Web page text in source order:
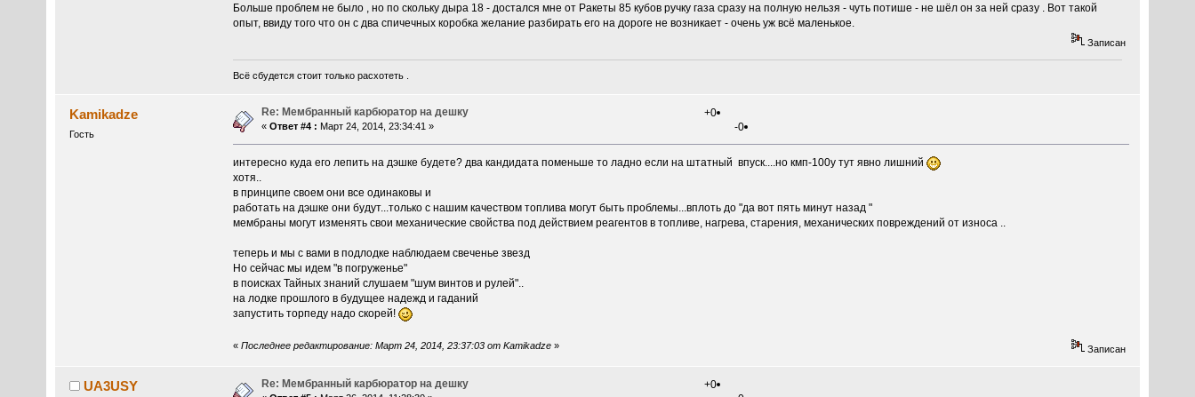
Больше проблем не было , но по скольку дыра 18 - достался мне от Ракеты 85 кубов ручку газа сразу на полную нельзя - чуть потише - не шёл он за ней сразу . Вот такой
опыт, ввиду того что он с два спичечных коробка желание разбирать его на дороге не возникает - очень уж всё маленькое.
Записан
Всё сбудется стоит только расхотеть .
Kamikadze
Гость
Re: Мембранный карбюратор на дешку
« Ответ #4 : Март 24, 2014, 23:34:41 »
+0
-0
интересно куда его лепить на дэшке будете? два кандидата поменьше то ладно если на штатный впуск....но кмп-100у тут явно лишний
хотя..
в принципе своем они все одинаковы и
работать на дэшке они будут...только с нашим качеством топлива могут быть проблемы...вплоть до "да вот пять минут назад "
мембраны могут изменять свои механические свойства под действием реагентов в топливе, нагрева, старения, механических повреждений от износа ..
теперь и мы с вами в подлодке наблюдаем свеченье звезд
Но сейчас мы идем "в погруженье"
в поисках Тайных знаний слушаем "шум винтов и рулей"..
на лодке прошлого в будущее надежд и гаданий
запустить торпеду надо скорей!
« Последнее редактирование: Март 24, 2014, 23:37:03 от Kamikadze» Записан
UA3USY Re: Мембранный карбюратор на дешку
+0